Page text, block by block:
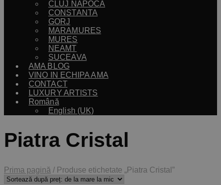
CLUJ NAPOCA
CONSTANTA
GORJ
MARAMURES
MURES
NEAMT
SUCEAVA
AMA BLOG
VINO IN ECHIPA AMA
CONTACT
LUXURY ARTISTS
Română
English (UK)
Piatra Cristal
Prima pagină / Produse etichetate „Piatra Cristal”